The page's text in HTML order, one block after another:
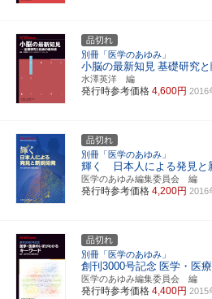
品切れ
別冊「医学のあゆみ」
小脳の最新知見 基礎研究
水澤英洋 編
発行時参考価格 4,600円 2016
品切れ
別冊「医学のあゆみ」
輝く 日本人による発見と
医学のあゆみ編集委員会 編
発行時参考価格 4,200円 2016
品切れ
別冊「医学のあゆみ」
創刊3000号記念 医学・医
医学のあゆみ編集委員会 編
発行時参考価格 4,400円 2015